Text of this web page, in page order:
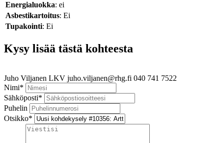
Energialuokka: ei
Asbestikartoitus: Ei
Tupakointi: Ei
Kysy lisää tästä kohteesta
Juho Viljanen LKV juho.viljanen@rhg.fi 040 741 7522
Nimi*
Sähköposti*
Puhelin
Otsikko*